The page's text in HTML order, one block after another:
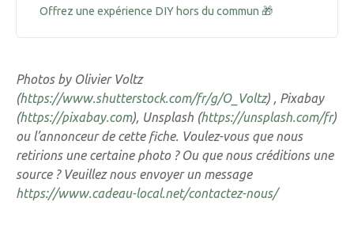
Offrez une expérience DIY hors du commun 🎁
Photos by Olivier Voltz
(https://www.shutterstock.com/fr/g/O_Voltz) , Pixabay
(https://pixabay.com), Unsplash (https://unsplash.com/fr)
ou l’annonceur de cette fiche. Voulez-vous que nous
retirions une certaine photo ? Ou que nous créditions une
source ? Veuillez nous envoyer un message
https://www.cadeau-local.net/contactez-nous/